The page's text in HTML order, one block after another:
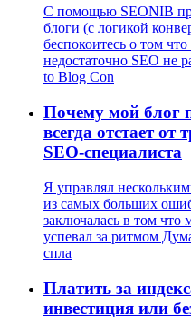
С помощью SEONIB
блоги (с логикой
беспокоитесь о том
недостаточно SEO не
to Blog Con
Почему мой блог
всегда отстает
SEO-специалиста
Я управлял
из самых больших
заключалась в том
успевал за ритмом
спла
Платить за
инвестиция или